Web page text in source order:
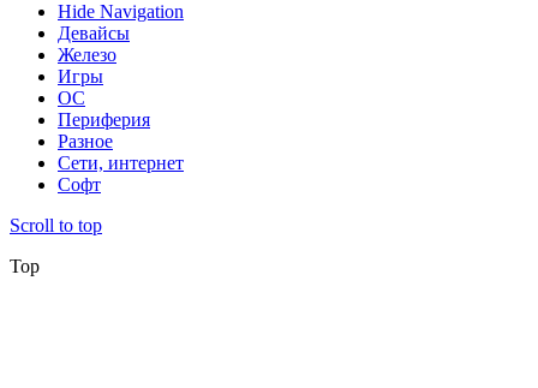
Hide Navigation
Девайсы
Железо
Игры
ОС
Периферия
Разное
Сети, интернет
Софт
Scroll to top
Top